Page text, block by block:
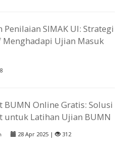
Penilaian SIMAK UI: Strategi
Menghadapi Ujian Masuk
BUMN Online Gratis: Solusi
untuk Latihan Ujian BUMN
28 Apr 2025 | 312